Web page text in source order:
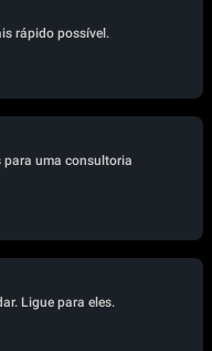
rápido possível.
para uma consultoria
Ligue para eles.